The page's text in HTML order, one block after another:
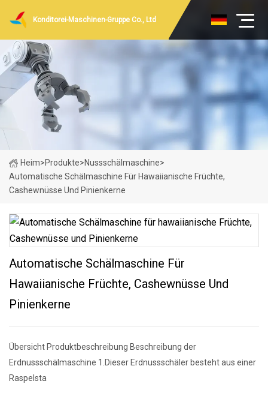
Konditorei-Maschinen-Gruppe Co., Ltd
Heim>Produkte>Nussschälmaschine>
Automatische Schälmaschine Für Hawaiianische Früchte,
Cashewnüsse Und Pinienkerne
Automatische Schälmaschine Für
Hawaiianische Früchte, Cashewnüsse Und
Pinienkerne
Übersicht Produktbeschreibung Beschreibung der
Erdnussschälmaschine 1.Dieser Erdnussschäler besteht aus einer
Raspelsta